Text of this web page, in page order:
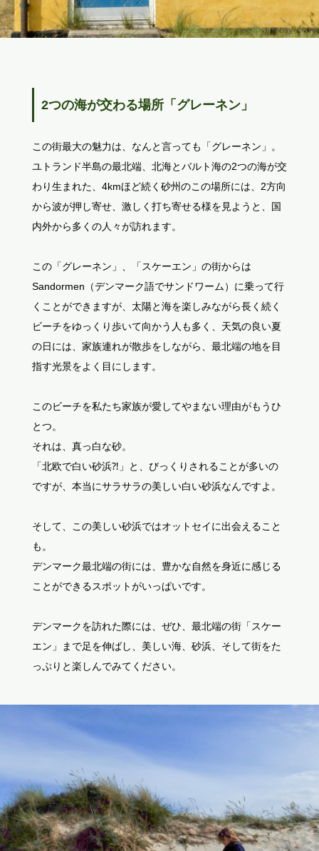
2つの海が交わる場所「グレーネン」
この街最大の魅力は、なんと言っても「グレーネン」。
ユトランド半島の最北端、北海とバルト海の2つの海が交
わり生まれた、4kmほど続く砂州のこの場所には、2方向
から波が押し寄せ、激しく打ち寄せる様を見ようと、国
内外から多くの人々が訪れます。
この「グレーネン」、「スケーエン」の街からは
Sandormen（デンマーク語でサンドワーム）に乗って行
くことができますが、太陽と海を楽しみながら長く続く
ビーチをゆっくり歩いて向かう人も多く、天気の良い夏
の日には、家族連れが散歩をしながら、最北端の地を目
指す光景をよく目にします。
このビーチを私たち家族が愛してやまない理由がもうひ
とつ。
それは、真っ白な砂。
「北欧で白い砂浜⁈」と、びっくりされることが多いの
ですが、本当にサラサラの美しい白い砂浜なんですよ。
そして、この美しい砂浜ではオットセイに出会えること
も。
デンマーク最北端の街には、豊かな自然を身近に感じる
ことができるスポットがいっぱいです。
デンマークを訪れた際には、ぜひ、最北端の街「スケー
エン」まで足を伸ばし、美しい海、砂浜、そして街をた
っぷりと楽しんでみてください。